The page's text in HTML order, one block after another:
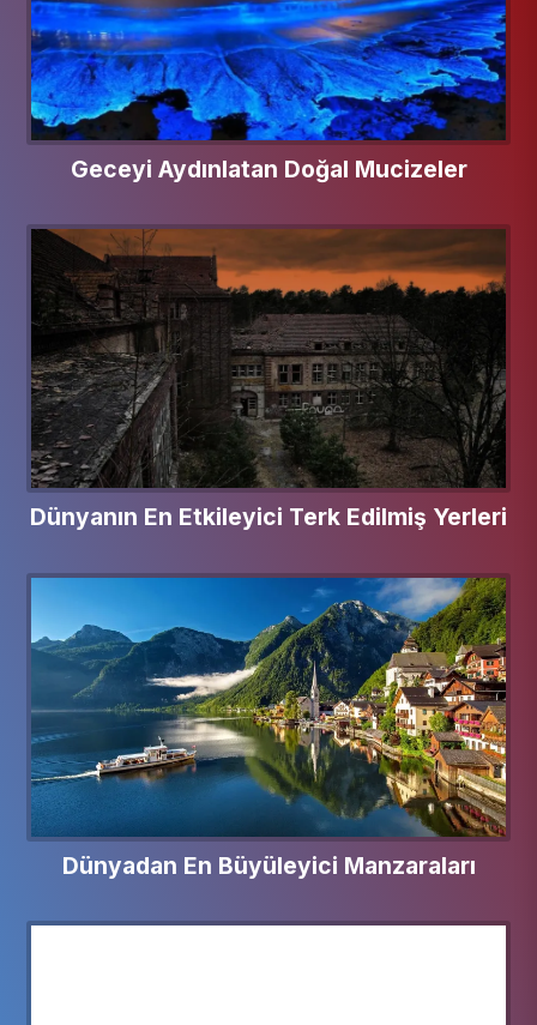
Geceyi Aydınlatan Doğal Mucizeler
Dünyanın En Etkileyici Terk Edilmiş Yerleri
Dünyadan En Büyüleyici Manzaraları